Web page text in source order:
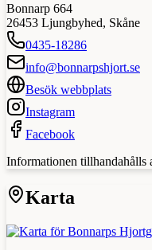
Bonnarp 664
26453 Ljungbyhed, Skåne
0435-18286
info@bonnarpshjort.se
Besök webbplats
Instagram
Facebook
Informationen tillhandahålls
Karta